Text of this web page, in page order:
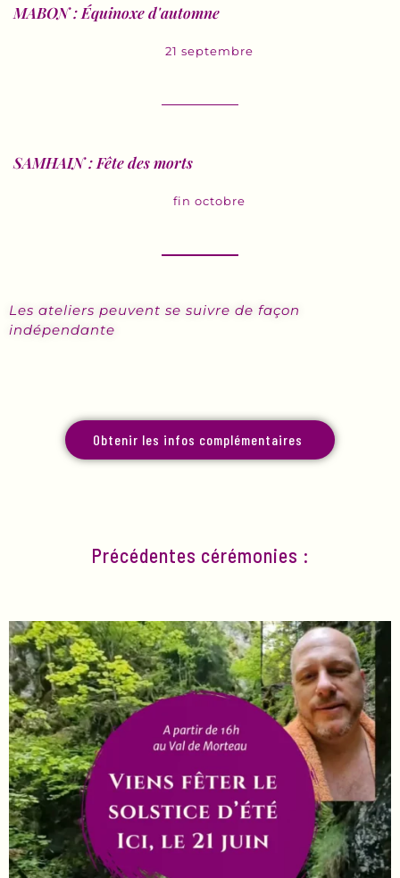
MABON : Équinoxe d'automne
21 septembre
SAMHAIN : Fête des morts
fin octobre
Les ateliers peuvent se suivre de façon
indépendante
Obtenir les infos complémentaires
Précédentes cérémonies :